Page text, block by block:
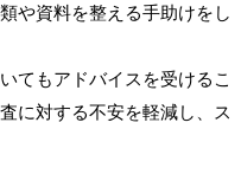
や資料を整える手助けをし
てもアドバイスを受けるこ
に対する不安を軽減し、ス